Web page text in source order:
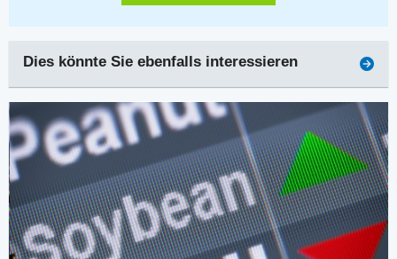
Dies könnte Sie ebenfalls interessieren